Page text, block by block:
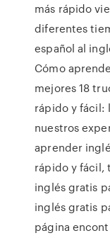
más rápido
diferentes
español al
Cómo
mejores 18
rápido y fácil:
nuestros
aprender
rápido y fácil,
inglés gratis
inglés gratis
página